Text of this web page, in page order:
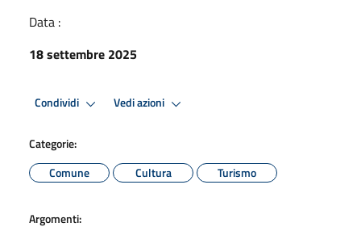
Data :
18 settembre 2025
Condividi Vedi azioni
Categorie:
Comune
Cultura Turismo
Argomenti: